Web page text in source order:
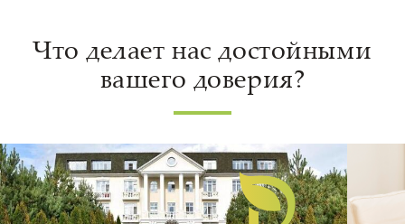
Что делает нас достойными
вашего доверия?